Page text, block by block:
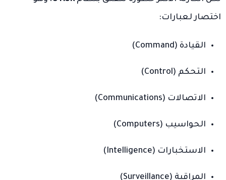
اختصار لعبارات:
القيادة (Command)
التحكم (Control)
الاتصالات (Communications)
الحواسيب (Computers)
الاستخبارات (Intelligence)
المراقبة (Surveillance)